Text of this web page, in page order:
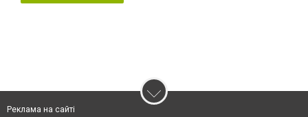
Реклама на сайті